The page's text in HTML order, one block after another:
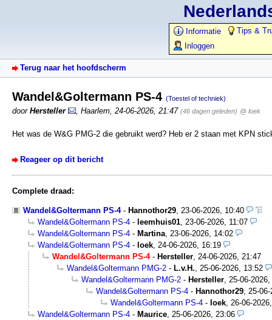
Informatie
Tips &
Inloggen
Terug naar het hoofdscherm
Wandel&Goltermann PS-4 (Toestel of techniek)
door Hersteller Haarlem 24-06-2026, 21:47 (46 dagen geleden) @ loek
Het was de W&G PMG-2 die gebruikt werd? Heb er 2 staan met KPN
Reageer op dit bericht
Complete draad:
Wandel&Goltermann PS-4- Hannothor29 23-06-2026, 10:40
Wandel&Goltermann PS-4 - leemhuis01 23-06-2026, 11:07
Wandel&Goltermann PS-4 - Martina 23-06-2026, 14:02
Wandel&Goltermann PS-4 - loek 24-06-2026, 16:19
Wandel&Goltermann PS-4- Hersteller 24-06-2026, 21:47
Wandel&Goltermann PMG-2 - L.v.H.
25-06-2026, 13:52
Wandel&Goltermann PMG-2 - Hersteller 25-06-
Wandel&Goltermann PS-4 - Hannothor29 25-
Wandel&Goltermann PS-4 - loek 26-06-
Wandel&Goltermann PS-4 - Maurice 25-06-2026, 23:06